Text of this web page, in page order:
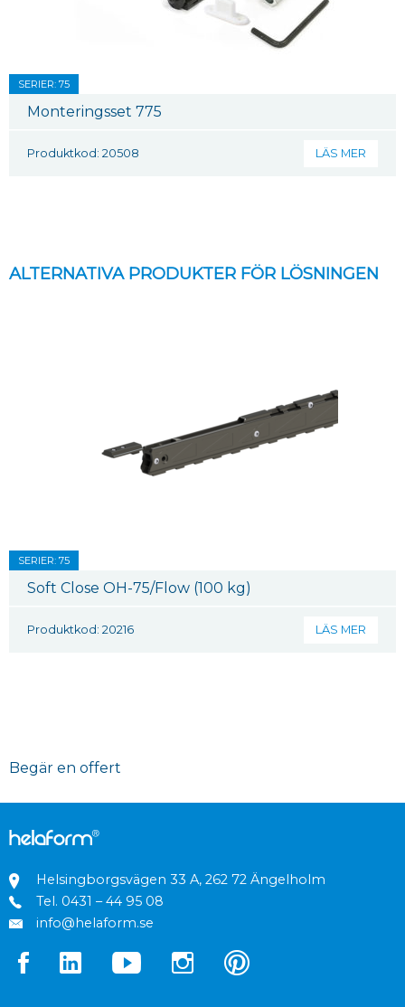
SERIER: 75
Monteringsset 775
Produktkod: 20508 LÄS MER
ALTERNATIVA PRODUKTER FÖR LÖSNINGEN
SERIER: 75
Soft Close OH-75/Flow (100 kg)
Produktkod: 20216 LÄS MER
Begär en offert
Helsingborgsvägen 33 A, 262 72 Ängelholm
Tel. 0431 – 44 95 08
info@helaform.se